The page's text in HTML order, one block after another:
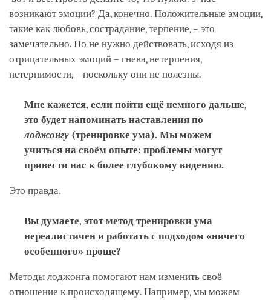
возникают эмоции? Да, конечно. Положительные эмоции,
такие как любовь, сострадание, терпение, ­­– это
замечательно. Но не нужно действовать, исходя из
отрицательных эмоций – гнева, нетерпения,
нетерпимости, – поскольку они не полезны.
Мне кажется, если пойти ещё немного дальше,
это будет напоминать наставления по
лоджонгу (тренировке ума). Мы можем
учиться на своём опыте: проблемы могут
привести нас к более глубокому видению.
Это правда.
Вы думаете, этот метод тренировки ума
нереалистичен и работать с подходом «ничего
особенного» проще?
Методы лоджонга помогают нам изменить своё
отношение к происходящему. Например, мы можем